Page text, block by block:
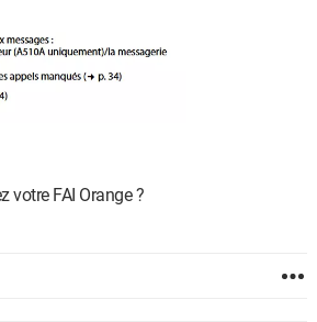
votre FAI Orange ?